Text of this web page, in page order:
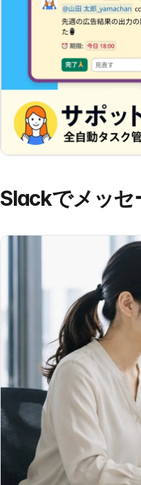
Slackでメッセ